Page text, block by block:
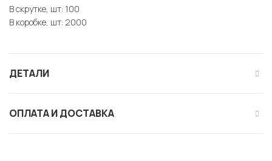
В скрутке, шт: 100
В коробке, шт: 2000
ДЕТАЛИ
ОПЛАТА И ДОСТАВКА